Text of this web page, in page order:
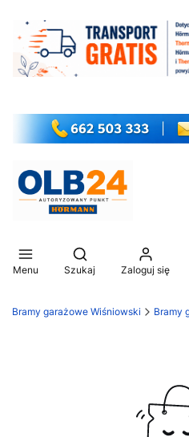
Menu
Otwórz wyszukiwarkę
Szukaj Zaloguj się
Bramy garażowe Wiśniowski